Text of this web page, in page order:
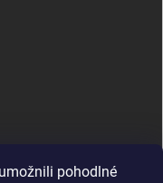
pohodlné